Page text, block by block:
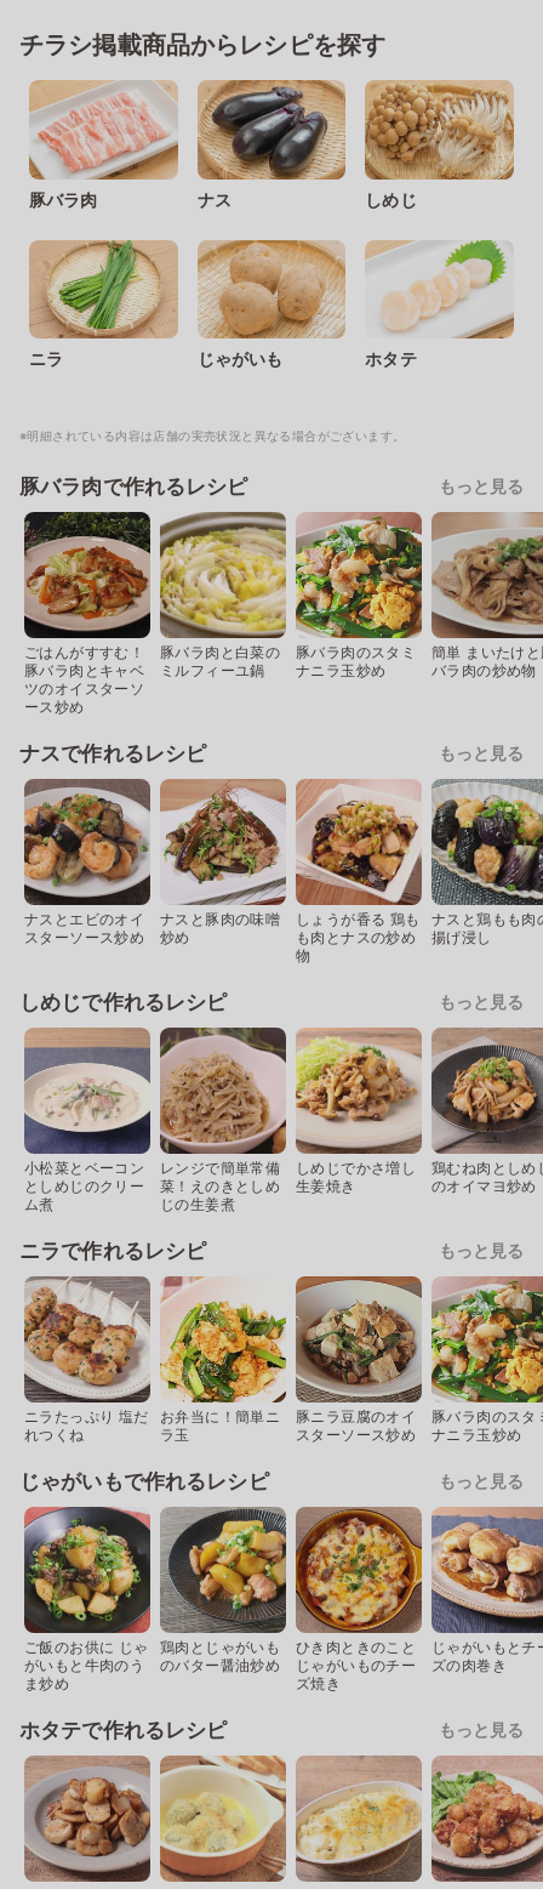
チラシ掲載商品からレシピを探す
豚バラ肉 ナス しめじ
ニラ じゃがいも ホタテ
※明細されている内容は店舗の実売状況と異なる場合がございます。
豚バラ肉で作れるレシピ もっと見る
ごはんがすすむ！
豚バラ肉とキャベ
ツのオイスターソ
ース炒め
豚バラ肉と白菜の
ミルフィーユ鍋
豚バラ肉のスタミ
ナニラ玉炒め
簡単 まいたけ
バラ肉の炒め物
ナスで作れるレシピ もっと見る
ナスとエビのオイ
スターソース炒め
ナスと豚肉の味噌
炒め
しょうが香る 鶏も
も肉とナスの炒め
物
ナスと鶏もも肉
揚げ浸し
しめじで作れるレシピ もっと見る
小松菜とベーコン
としめじのクリー
ム煮
レンジで簡単常備
菜！えのきとしめ
じの生姜煮
しめじでかさ増し
生姜焼き
鶏むね肉としめ
のオイマヨ炒め
ニラで作れるレシピ もっと見る
ニラたっぷり 塩だ
れつくね
お弁当に！簡単ニ
ラ玉
豚ニラ豆腐のオイ
スターソース炒め
豚バラ肉のスタ
ナニラ玉炒め
じゃがいもで作れるレシピ もっと見る
ご飯のお供に じゃ
がいもと牛肉のう
ま炒め
鶏肉とじゃがいも
のバター醤油炒め
ひき肉ときのこと
じゃがいものチー
ズ焼き
じゃがいもとチ
ズの肉巻き
ホタテで作れるレシピ もっと見る